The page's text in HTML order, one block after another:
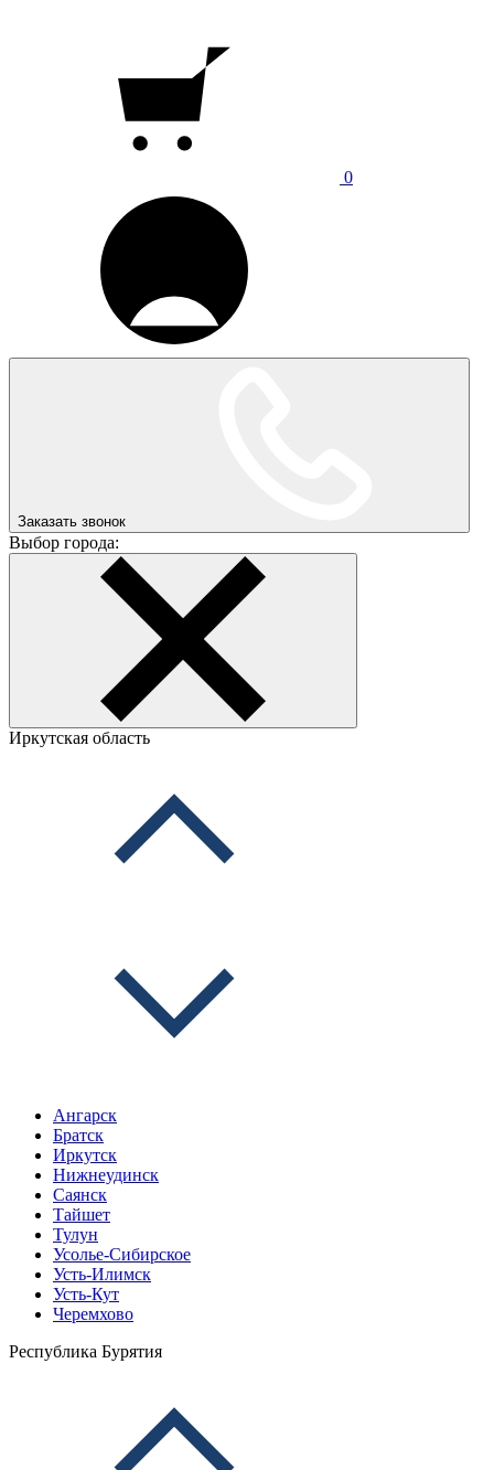
0
Заказать звонок
Выбор города:
Иркутская область
Ангарск
Братск
Иркутск
Нижнеудинск
Саянск
Тайшет
Тулун
Усолье-Сибирское
Усть-Илимск
Усть-Кут
Черемхово
Республика Бурятия